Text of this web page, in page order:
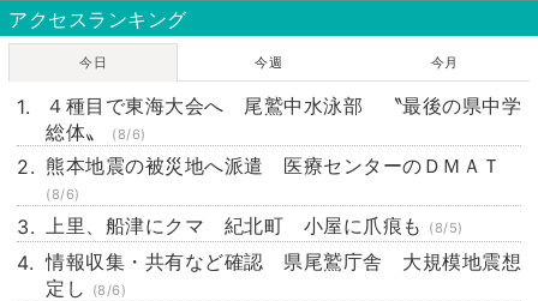
アクセスランキング
今日 今週 今月
４種目で東海大会へ 尾鷲中水泳部 〝最後の県中学
総体〟
(8/6)
熊本地震の被災地へ派遣 医療センターのＤＭＡＴ
(8/6)
上里、船津にクマ 紀北町 小屋に爪痕も (8/5)
情報収集・共有など確認 県尾鷲庁舎 大規模地震想
定し
(8/6)